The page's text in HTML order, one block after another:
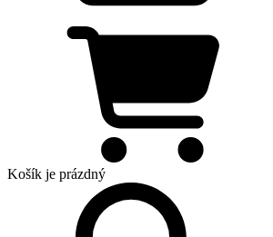
Košík je prázdný